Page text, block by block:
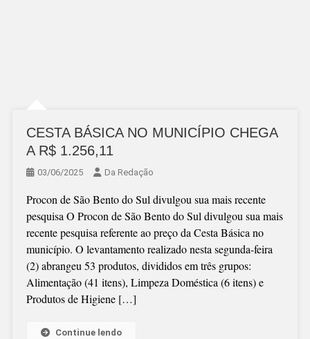
CESTA BÁSICA NO MUNICÍPIO CHEGA
A R$ 1.256,11
03/06/2025 Da Redação
Procon de São Bento do Sul divulgou sua mais recente
pesquisa O Procon de São Bento do Sul divulgou sua mais
recente pesquisa referente ao preço da Cesta Básica no
município. O levantamento realizado nesta segunda-feira
(2) abrangeu 53 produtos, divididos em três grupos:
Alimentação (41 itens), Limpeza Doméstica (6 itens) e
Produtos de Higiene […]
Continue lendo